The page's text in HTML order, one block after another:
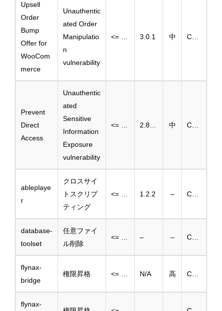
Upsell
Order
Bump
Offer for
WooCom
merce
Unauthentic
ated Order
Manipulatio
n
vulnerability
3.0.1 中
Prevent
Direct
Access
Unauthentic
ated
Sensitive
Information
Exposure
vulnerability
中
ableplaye
r
クロスサイ
トスクリプ
ティング
1.2.2 –
database-
toolset
任意ファイ
ル削除
– –
flynax-
bridge
権限昇格 N/A 高
flynax-